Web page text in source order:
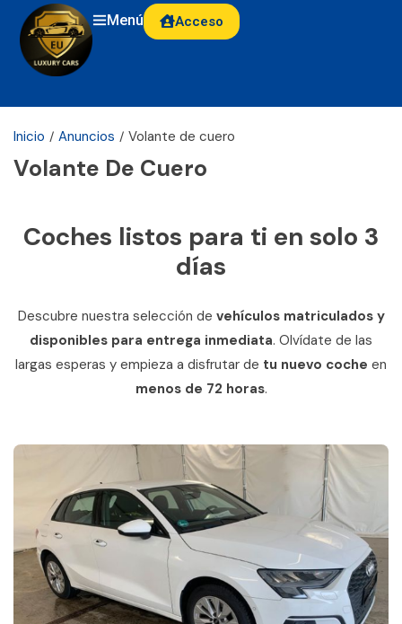
Menú Acceso
Inicio Anuncios Volante de cuero
Volante De Cuero
Coches listos para ti en solo 3
días​
Descubre nuestra selección de vehículos matriculados y
disponibles para entrega inmediata. Olvídate de las
largas esperas y empieza a disfrutar de tu nuevo coche en
menos de 72 horas.